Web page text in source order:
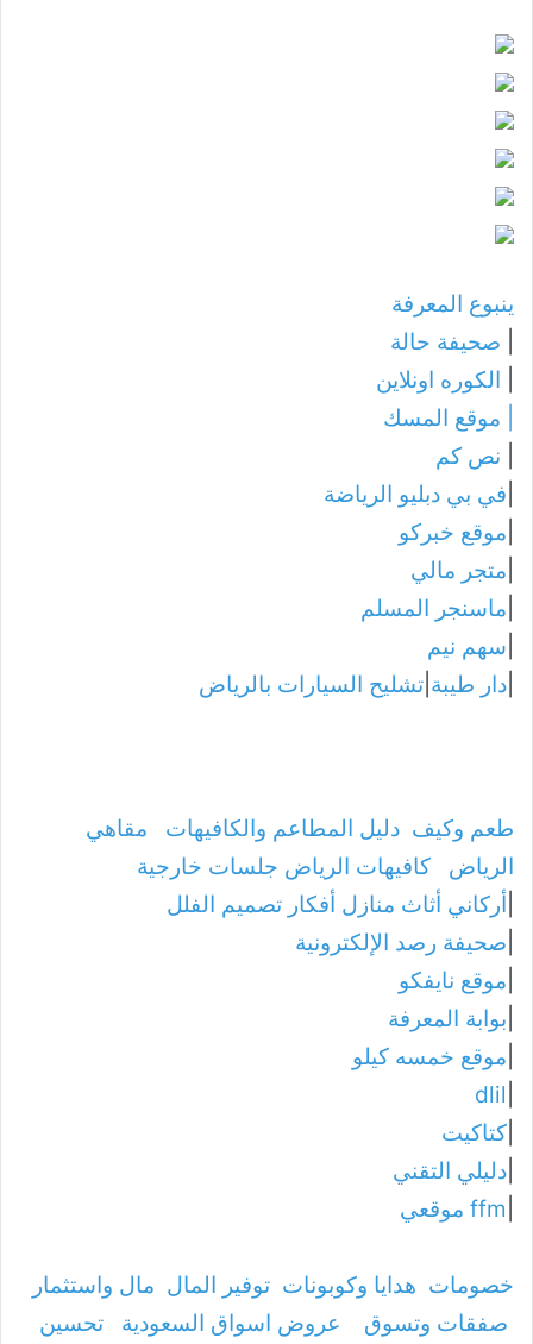
ينبوع المعرفة
صحيفة حالة
الكوره اونلاين
موقع المسك
نص كم
في بي دبليو الرياضة
موقع خبركو
متجر مالي
ماسنجر المسلم
سهم نيم
دار طيبة تشليح السيارات بالرياض
طعم وكيف دليل المطاعم والكافيهات
مقاهي
الرياض
كافيهات الرياض جلسات خارجية
أركاني أثاث منازل أفكار تصميم الفلل
صحيفة رصد الإلكترونية
موقع نايفكو
بوابة المعرفة
موقع خمسه كيلو
dlil
كتاكيت
دليلي التقني
ffm موقعي
خصومات هدايا وكوبونات توفير المال مال واستثمار
صفقات وتسوق
عروض اسواق السعودية تحسين